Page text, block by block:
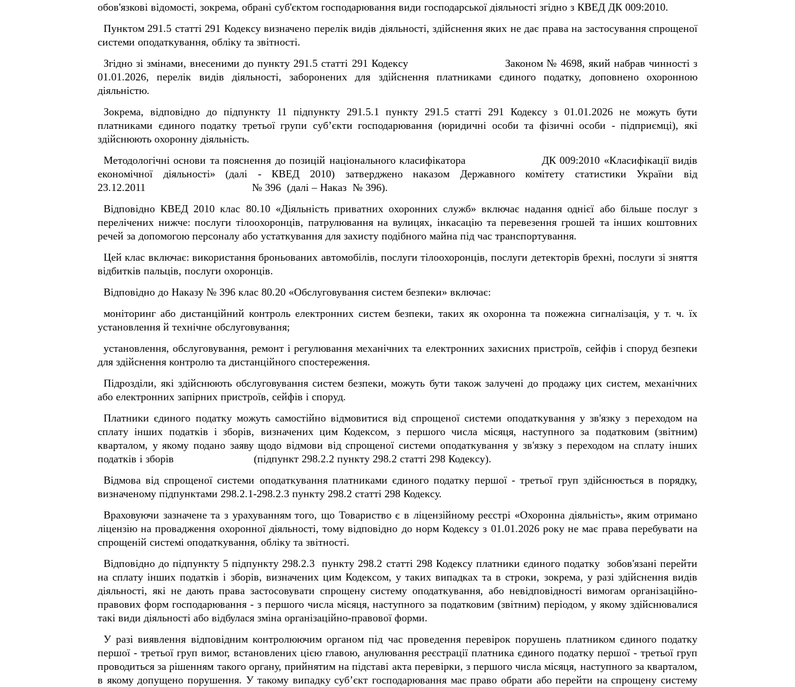
обов'язкові відомості, зокрема, обрані суб'єктом господарювання види господарської діяльності згідно з КВЕД ДК 009:2010.
Пунктом 291.5 статті 291 Кодексу визначено перелік видів діяльності, здійснення яких не дає права на застосування спрощеної
системи оподаткування, обліку та звітності.
Згідно зі змінами, внесеними до пункту 291.5 статті 291 Кодексу Законом № 4698, який набрав чинності з
01.01.2026, перелік видів діяльності, заборонених для здійснення платниками єдиного податку, доповнено охоронною
діяльністю.
Зокрема, відповідно до підпункту 11 підпункту 291.5.1 пункту 291.5 статті 291 Кодексу з 01.01.2026 не можуть бути
платниками єдиного податку третьої групи суб’єкти господарювання (юридичні особи та фізичні особи - підприємці), які
здійснюють охоронну діяльність.
Методологічні основи та пояснення до позицій національного класифікатора ДК 009:2010 «Класифікації видів
економічної діяльності» (далі - КВЕД 2010) затверджено наказом Державного комітету статистики України від
23.12.2011 № 396 (далі – Наказ № 396).
Відповідно КВЕД 2010 клас 80.10 «Діяльність приватних охоронних служб» включає надання однієї або більше послуг з
перелічених нижче: послуги тілоохоронців, патрулювання на вулицях, інкасацію та перевезення грошей та інших коштовних
речей за допомогою персоналу або устаткування для захисту подібного майна під час транспортування.
Цей клас включає: використання броньованих автомобілів, послуги тілоохоронців, послуги детекторів брехні, послуги зі зняття
відбитків пальців, послуги охоронців.
Відповідно до Наказу № 396 клас 80.20 «Обслуговування систем безпеки» включає:
моніторинг або дистанційний контроль електронних систем безпеки, таких як охоронна та пожежна сигналізація, у т. ч. їх
установлення й технічне обслуговування;
установлення, обслуговування, ремонт і регулювання механічних та електронних захисних пристроїв, сейфів і споруд безпеки
для здійснення контролю та дистанційного спостереження.
Підрозділи, які здійснюють обслуговування систем безпеки, можуть бути також залучені до продажу цих систем, механічних
або електронних запірних пристроїв, сейфів і споруд.
Платники єдиного податку можуть самостійно відмовитися від спрощеної системи оподаткування у зв'язку з переходом на
сплату інших податків і зборів, визначених цим Кодексом, з першого числа місяця, наступного за податковим (звітним)
кварталом, у якому подано заяву щодо відмови від спрощеної системи оподаткування у зв'язку з переходом на сплату інших
податків і зборів (підпункт 298.2.2 пункту 298.2 статті 298 Кодексу).
Відмова від спрощеної системи оподаткування платниками єдиного податку першої -третьої груп здійснюється в порядку,
визначеному підпунктами 298.2.1-298.2.3 пункту 298.2 статті 298 Кодексу.
Враховуючи зазначене та з урахуванням того, що Товариство є в ліцензійному реєстрі «Охоронна діяльність», яким отримано
ліцензію на провадження охоронної діяльності, тому відповідно до норм Кодексу з 01.01.2026 року не має права перебувати на
спрощеній системі оподаткування, обліку та звітності.
Відповідно до підпункту 5 підпункту 298.2.3 пункту 298.2 статті 298 Кодексу платники єдиного податку зобов'язані перейти
на сплату інших податків і зборів, визначених цим Кодексом, у таких випадках та в строки, зокрема, у разі здійснення видів
діяльності, які не дають права застосовувати спрощену систему оподаткування, або невідповідності вимогам організаційно-
правових форм господарювання - з першого числа місяця, наступного за податковим (звітним) періодом, у якому здійснювалися
такі види діяльності або відбулася зміна організаційно-правової форми.
У разі виявлення відповідним контролюючим органом під час проведення перевірок порушень платником єдиного податку
першої - третьої груп вимог, встановлених цією главою, анулювання реєстрації платника єдиного податку першої - третьої груп
проводиться за рішенням такого органу, прийнятим на підставі акта перевірки, з першого числа місяця, наступного за кварталом,
в якому допущено порушення. У такому випадку суб’єкт господарювання має право обрати або перейти на спрощену систему